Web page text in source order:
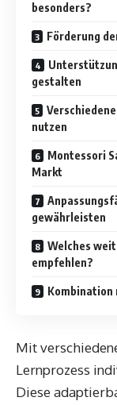
besonders?
Förderung
gestalten
nutzen
Montessori
Markt
gewährleisten
Welches
empfehlen?
Kombination
Mit
Lernprozess
Diese